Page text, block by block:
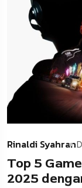
Rinaldi Syahran
Top 5
2025